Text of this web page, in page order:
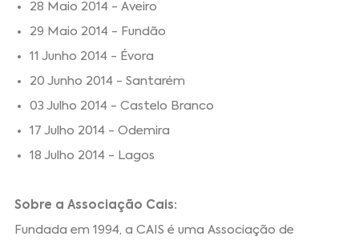
28 Maio 2014 - Aveiro
29 Maio 2014 - Fundão
11 Junho 2014 - Évora
20 Junho 2014 - Santarém
03 Julho 2014 - Castelo Branco
17 Julho 2014 - Odemira
18 Julho 2014 - Lagos
Sobre a Associação Cais:
Fundada em 1994, a CAIS é uma Associação de